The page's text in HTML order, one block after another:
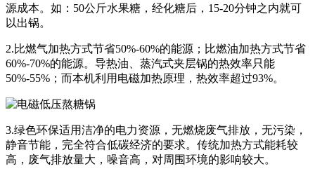
源成本。如：50公斤水果糖，经化糖后，15-20分钟之内就可
以出锅。
2.比燃气加热方式节省50%-60%的能源；比燃油加热方式节省
60%-70%的能源。导热油、蒸汽式夹层锅的热效率只能
50%-55%；而本机利用电磁加热原理，热效率超过93%。
3.绿色环保适用洁净的电力资源，无燃烧废气排放，无污染，
静音节能，完全符合低碳经济的要求。传统加热方式能耗较
高，废气排放量大，噪音高，对周围环境的影响较大。